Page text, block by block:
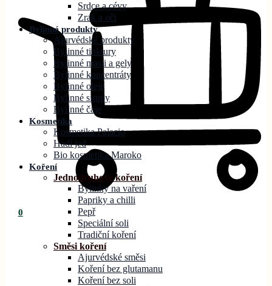
0
Srdce a cévy
Zrak a oči
Bylinné produkty
Ajurvédské produkty
Bylinné tinktury
Bylinné masti a gely
Bylinné koncentráty
Bylinné oleje
Bylinné sirupy
Bylinné čaje
Kosmetika
Kosmetika Palacio
Hadí jed
Bio kosmetika Maroko
Koření
Jednodruhové koření
Bylinky na vaření
Papriky a chilli
Pepř
Speciální soli
Tradiční koření
Směsi koření
Ajurvédské směsi
Koření bez glutamanu
Koření bez soli